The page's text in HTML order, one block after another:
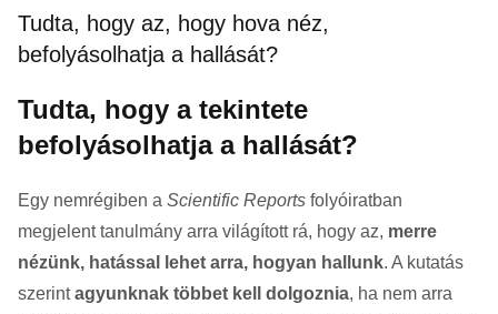
Tudta, hogy az, hogy hova néz,
befolyásolhatja a hallását?
Tudta, hogy a tekintete
befolyásolhatja a hallását?
Egy nemrégiben a Scientific Reports folyóiratban
megjelent tanulmány arra világított rá, hogy az, merre
nézünk, hatással lehet arra, hogyan hallunk. A kutatás
szerintagyunknak többet kell dolgoznia, ha nem arra